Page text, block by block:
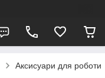
Аксисуари для роботи